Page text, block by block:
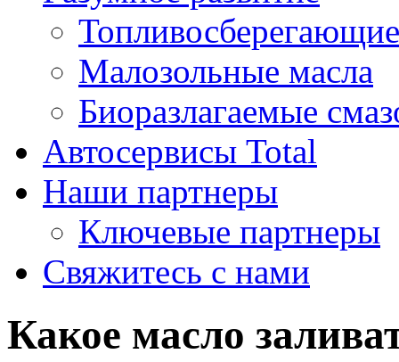
Малозольные масла
Биоразлагаемые
Автосервисы Total
Наши партнеры
Ключевые партнеры
Свяжитесь с нами
Какое масло